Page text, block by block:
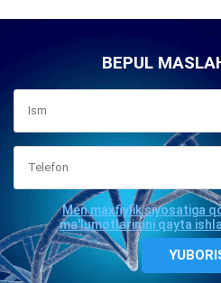
BEPUL
Men maxfiylik siyosatiga
ma'lumotlarimni qayta